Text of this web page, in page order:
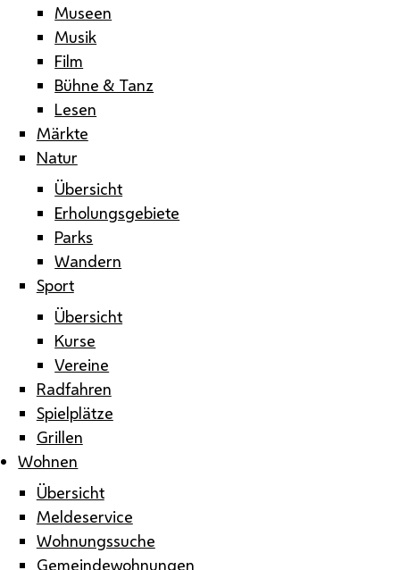
Museen
Musik
Film
Bühne & Tanz
Lesen
Märkte
Natur
Übersicht
Erholungsgebiete
Parks
Wandern
Sport
Übersicht
Kurse
Vereine
Radfahren
Spielplätze
Grillen
Wohnen
Übersicht
Meldeservice
Wohnungssuche
Gemeindewohnungen